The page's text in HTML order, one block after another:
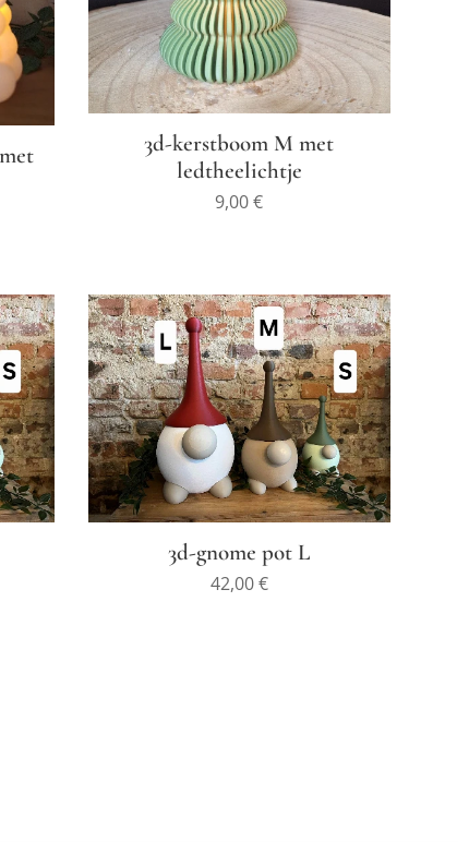
3d-kerstboom M met
ledtheelichtje
9,00€
3d-gnome pot L
42,00€